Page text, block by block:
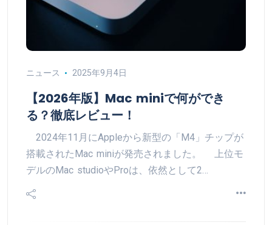
ニュース 2025年9月4日
【2026年版】Mac miniで何ができ
る？徹底レビュー！
2024年11月にAppleから新型の「M4」チップが
搭載されたMac miniが発売されました。 上位モ
デルのMac studioやProは、依然として2…